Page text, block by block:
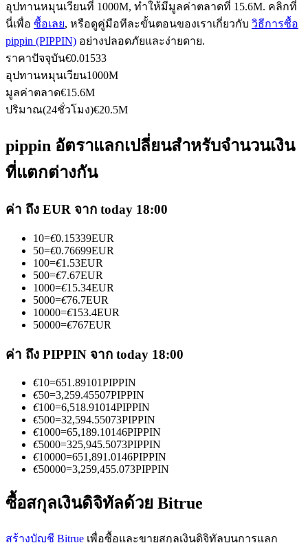
คัดลอกการซื้อขาย
เข้าร่วมกับเทรดเดอร์ชั้นนำ
เพลิดเพลินกับการแบ่งปันผลกำไรและค่าคอมมิชชั่นการคัด
ลอกการซื้อขาย
ข้อมูล
การวิเคราะห์ข้อมูลขนาดใหญ่ รวมถึงข้อมูลการค้า ฯลฯ
อุปทานหมุนเวียนที่ 1000M, ทำให้มีมูลค่าตลาดที่ 15.6M. คลิกที่
นี่เพื่อ ซื้อเลย, หรือดูคู่มือทีละขั้นตอนของเราเกี่ยวกับ วิธีการซื้อ
pippin (PIPPIN) อย่างปลอดภัยและง่ายดาย.
ราคาปัจจุบัน€0.01533
อุปทานหมุนเวียน1000M
มูลค่าตลาด€15.6M
ปริมาณ(24ชั่วโมง)€20.5M
pippin อัตราแลกเปลี่ยนสำหรับจำนวนเงิน
ที่แตกต่างกัน
ค่า ถึง EUR จาก today 18:00
10=€0.15339EUR
50=€0.76699EUR
100=€1.53EUR
500=€7.67EUR
1000=€15.34EUR
5000=€76.7EUR
10000=€153.4EUR
50000=€767EUR
ค่า ถึง PIPPIN จาก today 18:00
€10=651.89101PIPPIN
€50=3,259.45507PIPPIN
€100=6,518.91014PIPPIN
€500=32,594.55073PIPPIN
€1000=65,189.10146PIPPIN
€5000=325,945.5073PIPPIN
€10000=651,891.0146PIPPIN
€50000=3,259,455.073PIPPIN
ซื้อสกุลเงินดิจิทัลด้วย Bitrue
สร้างบัญชี Bitrue เพื่อซื้อและขายสกุลเงินดิจิทัลบนการแลก